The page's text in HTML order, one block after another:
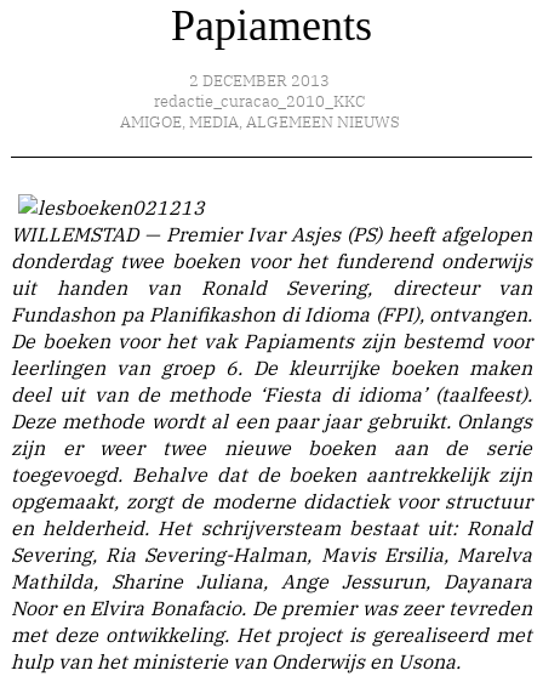
Papiaments
2 DECEMBER 2013
redactie_curacao_2010_KKC
AMIGOE, MEDIA, ALGEMEEN NIEUWS
WILLEMSTAD — Premier Ivar Asjes (PS) heeft afgelopen
donderdag twee boeken voor het funderend onderwijs
uit handen van Ronald Severing, directeur van
Fundashon pa Planifikashon di Idioma (FPI), ontvangen.
De boeken voor het vak Papiaments zijn bestemd voor
leerlingen van groep 6. De kleurrijke boeken maken
deel uit van de methode ‘Fiesta di idioma’ (taalfeest).
Deze methode wordt al een paar jaar gebruikt. Onlangs
zijn er weer twee nieuwe boeken aan de serie
toegevoegd. Behalve dat de boeken aantrekkelijk zijn
opgemaakt, zorgt de moderne didactiek voor structuur
en helderheid. Het schrijversteam bestaat uit: Ronald
Severing, Ria Severing-Halman, Mavis Ersilia, Marelva
Mathilda, Sharine Juliana, Ange Jessurun, Dayanara
Noor en Elvira Bonafacio. De premier was zeer tevreden
met deze ontwikkeling. Het project is gerealiseerd met
hulp van het ministerie van Onderwijs en Usona.